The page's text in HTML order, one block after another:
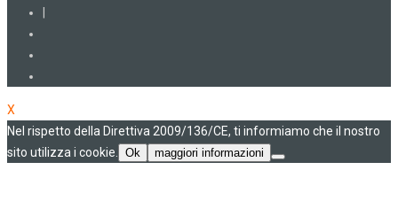
X
Nel rispetto della Direttiva 2009/136/CE, ti informiamo che il nostro
sito utilizza i cookie. Ok maggiori informazioni